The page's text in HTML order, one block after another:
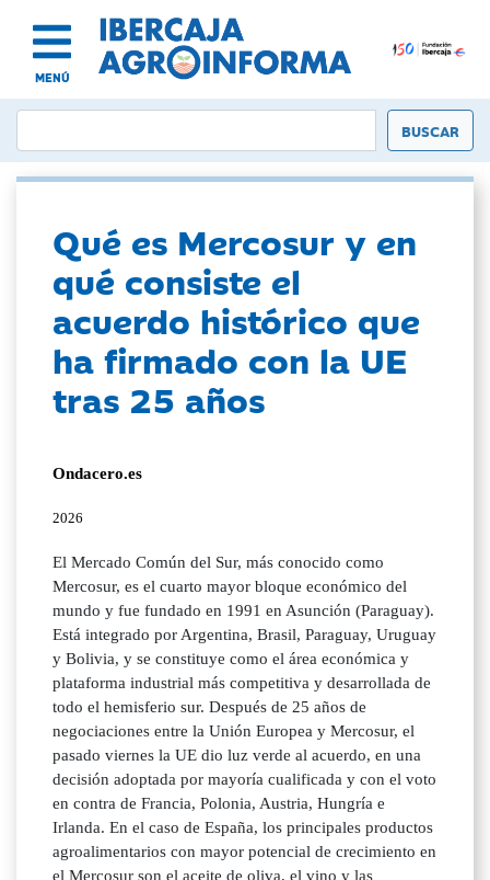
MENÚ
Qué es Mercosur y en
qué consiste el
acuerdo histórico que
ha firmado con la UE
tras 25 años
Ondacero.es
2026
El Mercado Común del Sur, más conocido como
Mercosur, es el cuarto mayor bloque económico del
mundo y fue fundado en 1991 en Asunción (Paraguay).
Está integrado por Argentina, Brasil, Paraguay, Uruguay
y Bolivia, y se constituye como el área económica y
plataforma industrial más competitiva y desarrollada de
todo el hemisferio sur. Después de 25 años de
negociaciones entre la Unión Europea y Mercosur, el
pasado viernes la UE dio luz verde al acuerdo, en una
decisión adoptada por mayoría cualificada y con el voto
en contra de Francia, Polonia, Austria, Hungría e
Irlanda. En el caso de España, los principales productos
agroalimentarios con mayor potencial de crecimiento en
el Mercosur son el aceite de oliva, el vino y las